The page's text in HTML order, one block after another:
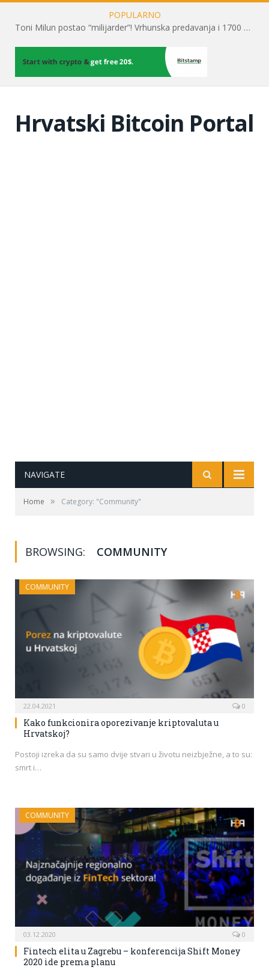
POPULARNO
Toni Milun postao “milijarder”! Vrhunska predavanja i 1700 posjetitelja obilježili su mjesec financijske pismenosti
Hrvatski Bitcoin Portal
NAVIGATE
Home » Category: "Community"
BROWSING: COMMUNITY
COMMUNITY
22.04.2021 0
Kako funkcionira oporezivanje kriptovaluta u
Hrvatskoj?
Postoji izreka da su samo dvije stvari u životu neizbježne, a to su:
smrt i…
COMMUNITY
03.12.2020 0
Fintech elita u Zagrebu – konferencija Shift Money
2020 ide prema planu